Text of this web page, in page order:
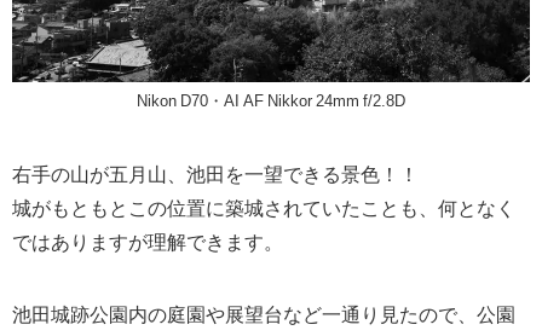
Nikon D70・AI AF Nikkor 24mm f/2.8D
右手の山が五月山、池田を一望できる景色！！
城がもともとこの位置に築城されていたことも、何となく
ではありますが理解できます。
池田城跡公園内の庭園や展望台など一通り見たので、公園